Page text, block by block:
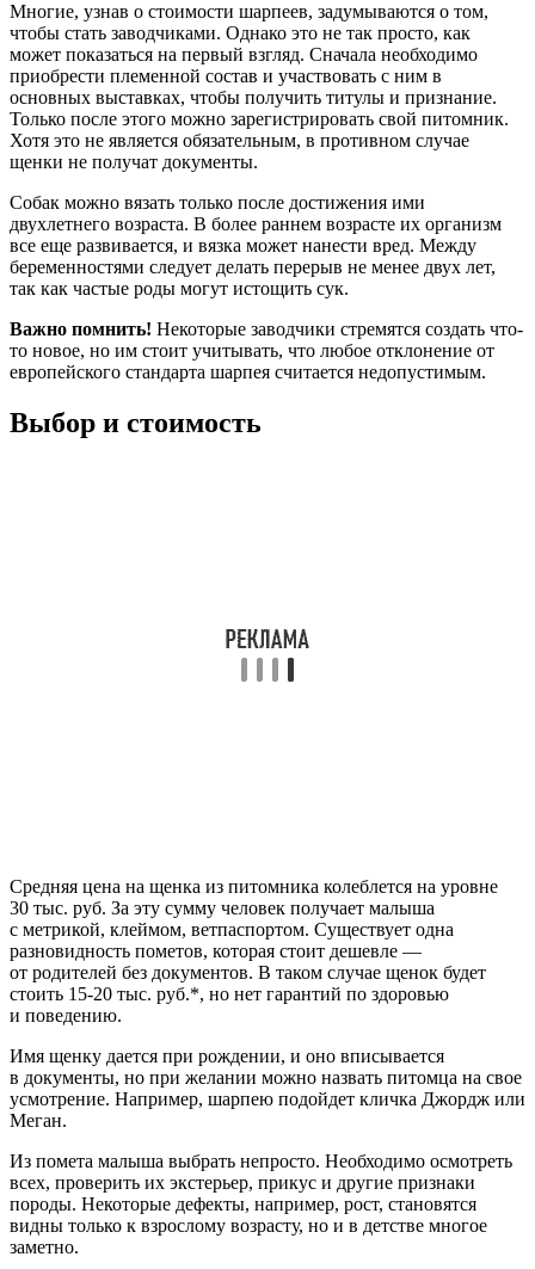
Многие, узнав о стоимости шарпеев, задумываются о том,
чтобы стать заводчиками. Однако это не так просто, как
может показаться на первый взгляд. Сначала необходимо
приобрести племенной состав и участвовать с ним в
основных выставках, чтобы получить титулы и признание.
Только после этого можно зарегистрировать свой питомник.
Хотя это не является обязательным, в противном случае
щенки не получат документы.
Собак можно вязать только после достижения ими
двухлетнего возраста. В более раннем возрасте их организм
все еще развивается, и вязка может нанести вред. Между
беременностями следует делать перерыв не менее двух лет,
так как частые роды могут истощить сук.
Важно помнить! Некоторые заводчики стремятся создать что-
то новое, но им стоит учитывать, что любое отклонение от
европейского стандарта шарпея считается недопустимым.
Выбор и стоимость
Средняя цена на щенка из питомника колеблется на уровне
30 тыс. руб. За эту сумму человек получает малыша
с метрикой, клеймом, ветпаспортом. Существует одна
разновидность пометов, которая стоит дешевле —
от родителей без документов. В таком случае щенок будет
стоить 15-20 тыс. руб.*, но нет гарантий по здоровью
и поведению.
Имя щенку дается при рождении, и оно вписывается
в документы, но при желании можно назвать питомца на свое
усмотрение. Например, шарпею подойдет кличка Джордж или
Меган.
Из помета малыша выбрать непросто. Необходимо осмотреть
всех, проверить их экстерьер, прикус и другие признаки
породы. Некоторые дефекты, например, рост, становятся
видны только к взрослому возрасту, но и в детстве многое
заметно.